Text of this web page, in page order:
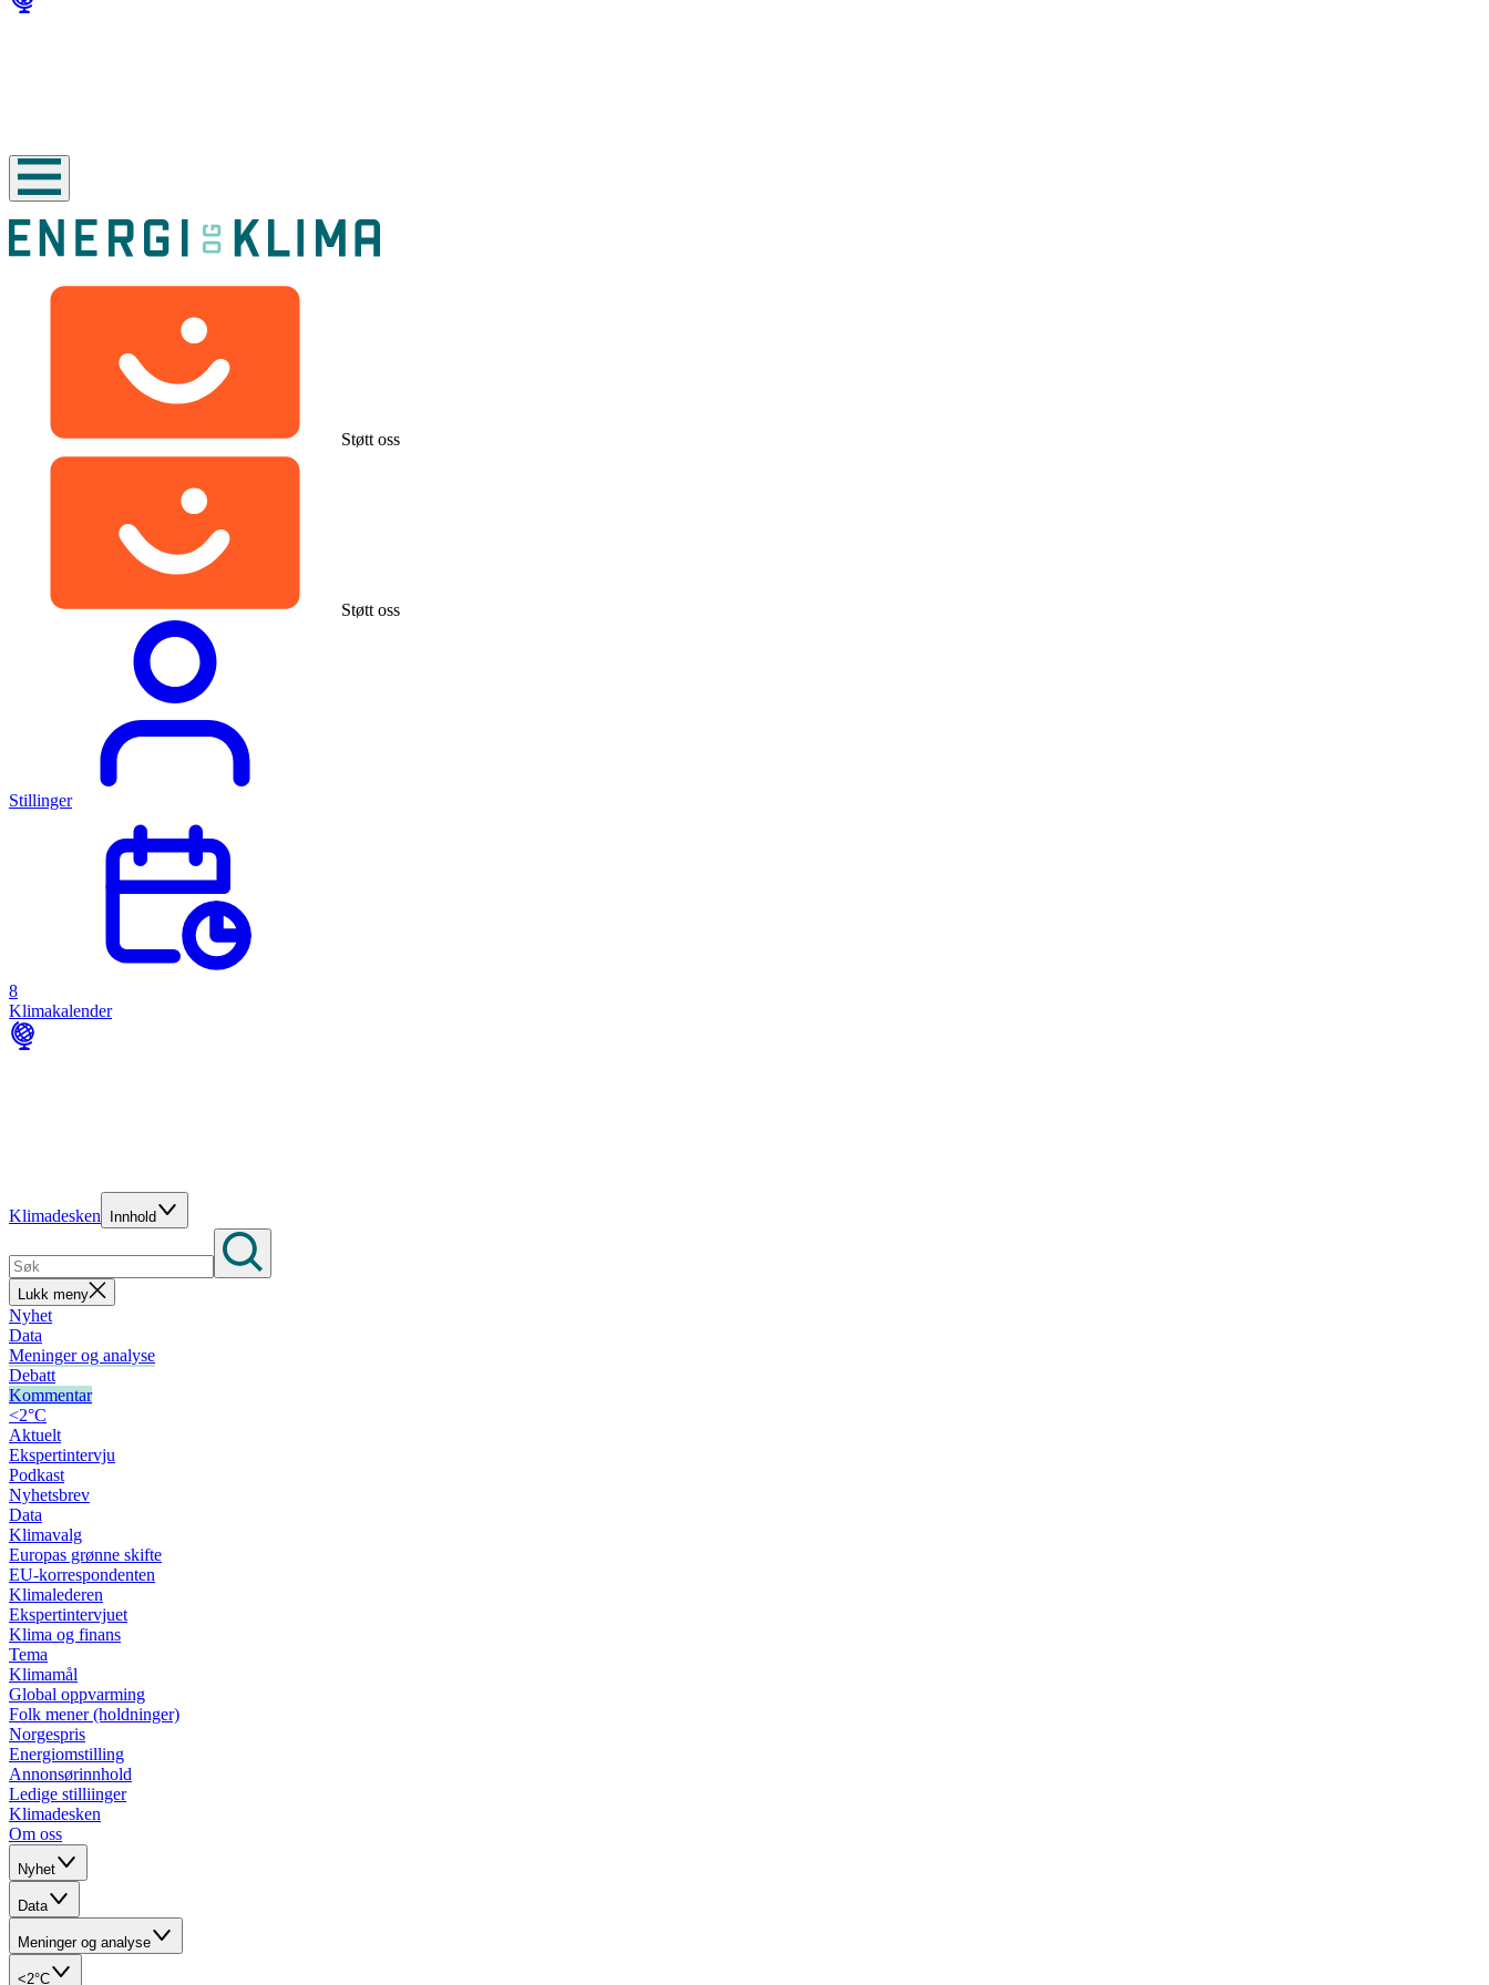
Støtt oss
Støtt oss
Stillinger
8
Klimakalender
Klimadesken Innhold
Lukk meny
Nyhet
Data
Meninger og analyse
Debatt
Kommentar
<2°C
Aktuelt
Ekspertintervju
Podkast
Nyhetsbrev
Data
Klimavalg
Europas grønne skifte
EU-korrespondenten
Klimalederen
Ekspertintervjuet
Klima og finans
Tema
Klimamål
Global oppvarming
Folk mener (holdninger)
Norgespris
Energiomstilling
Annonsørinnhold
Ledige stilliinger
Klimadesken
Om oss
Nyhet
Data
Meninger og analyse
<2°C